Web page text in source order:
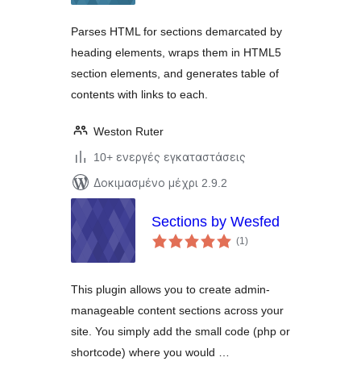
Parses HTML for sections demarcated by
heading elements, wraps them in HTML5
section elements, and generates table of
contents with links to each.
Weston Ruter
10+ ενεργές εγκαταστάσεις
Δοκιμασμένο μέχρι 2.9.2
Sections by Wesfed
(1αξιολογήσεις
σύνολο
)
This plugin allows you to create admin-
manageable content sections across your
site. You simply add the small code (php or
shortcode) where you would …